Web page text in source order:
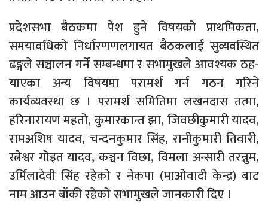
प्रदेशसभा बैठकमा पेश हुने विषयको प्राथमिकता,
समयावधिको निर्धारणणलगायत बैठकलाई सुव्यवस्थित
ढङ्गले सञ्चालन गर्ने सम्बन्धमा र सभामुखले आवश्यक ठह-
याएका अन्य विषयमा परामर्श गर्न गठन गरिने
कार्यव्यवस्था छ । परामर्श समितिमा लखनदास तत्मा,
हरिनारायण महतो, कुमारकान्त झा, जिवछीकुमारी यादव,
रामअशिष यादव, चन्दनकुमार सिंह, रानीकुमारी तिवारी,
रत्नेश्वर गोइत यादव, कञ्चन विछा, विमला अन्सारी तरन्नुम,
उर्मिलादेवी सिंह रहेको र नेकपा (माओवादी केन्द्र) बाट
नाम आउन बाँकी रहेको सभामुखले जानकारी दिए ।